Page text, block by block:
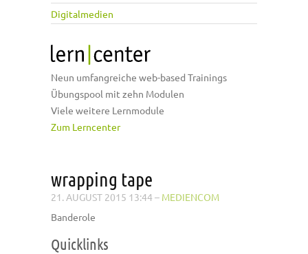
Digitalmedien
Neun umfangreiche web-based Trainings
Übungspool mit zehn Modulen
Viele weitere Lernmodule
Zum Lerncenter
wrapping tape
21. AUGUST 2015 13:44 – MEDIENCOM
Banderole
Quicklinks